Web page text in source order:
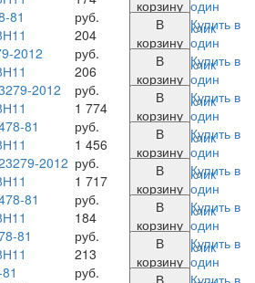
81
руб.
корзину один
клик
2012
204
руб.
В
корзину
Купить в
один
клик
2012
206
руб.
В
корзину
Купить в
один
клик
81
1 774
руб.
В
корзину
Купить в
один
клик
2012
1 456
руб.
В
корзину
Купить в
один
клик
81
1 717
руб.
В
корзину
Купить в
один
клик
81
184
руб.
В
корзину
Купить в
один
клик
213
руб.
В
корзину
Купить в
один
В
Купить в